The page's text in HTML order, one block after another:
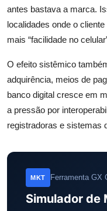
antes bastava a marca.
localidades onde o
mais “facilidade no
O efeito sistêmico
adquirência, meios de
banco digital cresce em
a pressão por
registradoras e sistemas
MKT Ferramenta GX
Simulador de